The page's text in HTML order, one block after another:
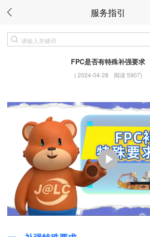
服务指引
FPC是否有特殊补强要求
(2024-04-28 阅读 5907)
播放